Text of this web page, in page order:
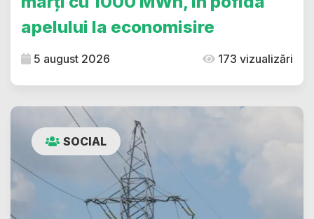
apelului la economisire
5 august 2026 173 vizualizări
SOCIAL